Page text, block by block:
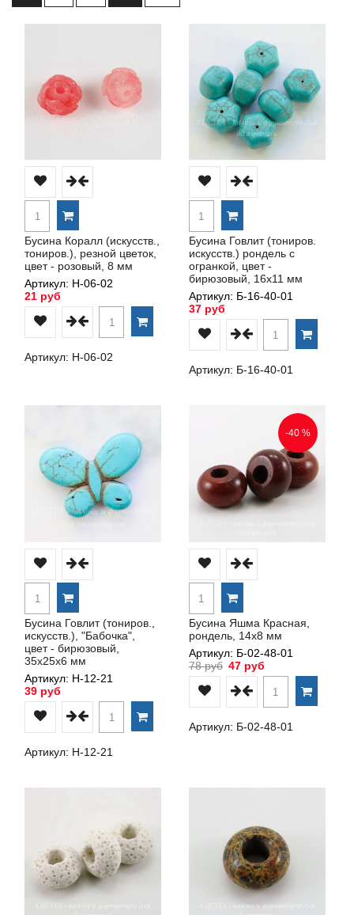
Бусина Коралл (искусств.,
тониров.), резной цветок,
цвет - розовый, 8 мм
Артикул: Н-06-02
21 руб
Артикул: Н-06-02
Бусина Говлит (тониров.
искусств.) рондель с
огранкой, цвет -
бирюзовый, 16x11 мм
Артикул: Б-16-40-01
37 руб
Артикул: Б-16-40-01
Бусина Говлит (тониров.,
искусств.), "Бабочка",
цвет - бирюзовый,
35х25х6 мм
Артикул: Н-12-21
39 руб
Артикул: Н-12-21
-40 %
Бусина Яшма Красная,
рондель, 14х8 мм
Артикул: Б-02-48-01
78 руб 47 руб
Артикул: Б-02-48-01